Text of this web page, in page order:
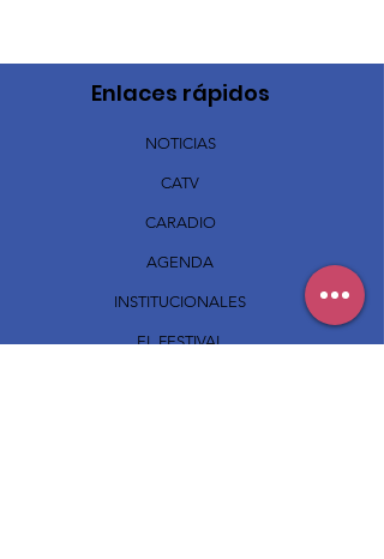
Enlaces rápidos
NOTICIAS
CATV
CARADIO
AGENDA
INSTITUCIONALES
EL FESTIVAL